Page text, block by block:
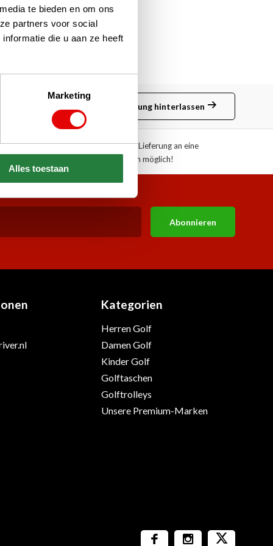
te bieden en om ons
partners voor social
die u aan ze heeft
Marketing
Alles toestaan
Bewertung hinterlassen
Abholung oder Lieferung an eine
Paketstation möglich!
Abonnieren
Kategorien
Herren Golf
Damen Golf
Kinder Golf
Golftaschen
Golftrolleys
Unsere Premium-Marken